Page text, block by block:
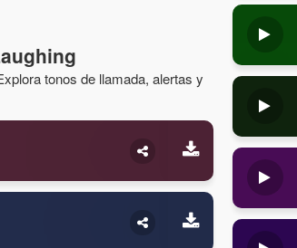
tonos de llamada, alertas y